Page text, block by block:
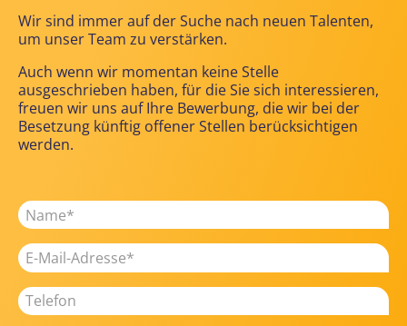
Wir sind immer auf der Suche nach neuen Talenten,
um unser Team zu verstärken.
Auch wenn wir momentan keine Stelle
ausgeschrieben haben, für die Sie sich interessieren,
freuen wir uns auf Ihre Bewerbung, die wir bei der
Besetzung künftig offener Stellen berücksichtigen
werden.